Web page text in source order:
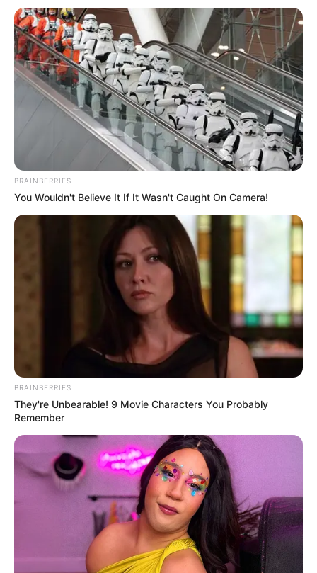
BRAINBERRIES
You Wouldn't Believe It If It Wasn't Caught On Camera!
BRAINBERRIES
They're Unbearable! 9 Movie Characters You Probably
Remember